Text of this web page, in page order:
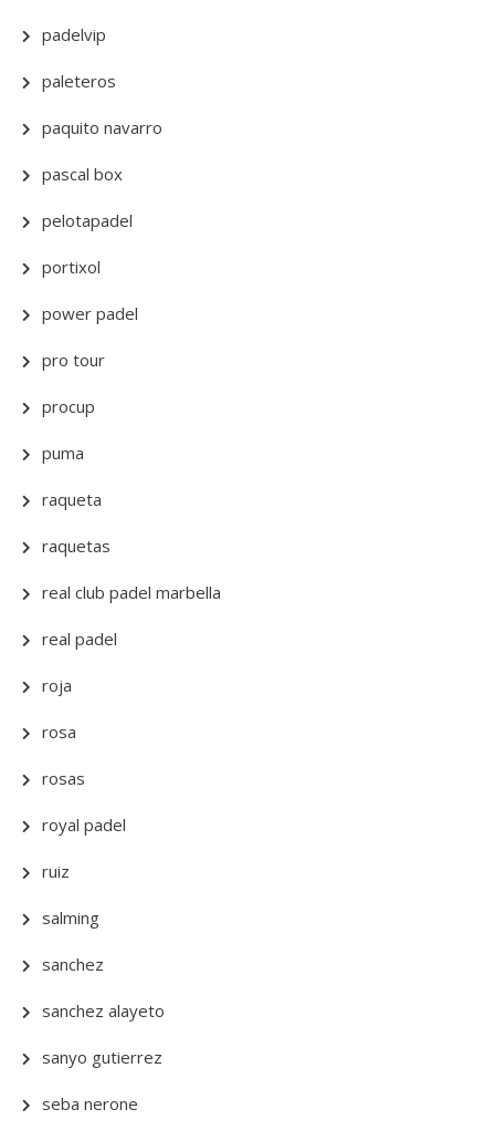
padelvip
paleteros
paquito navarro
pascal box
pelotapadel
portixol
power padel
pro tour
procup
puma
raqueta
raquetas
real club padel marbella
real padel
roja
rosa
rosas
royal padel
ruiz
salming
sanchez
sanchez alayeto
sanyo gutierrez
seba nerone